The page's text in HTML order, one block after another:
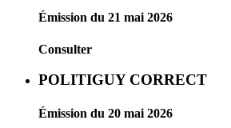
Émission du 21 mai 2026
Consulter
POLITIGUY CORRECT
Émission du 20 mai 2026